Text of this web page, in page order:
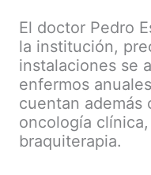
El doctor Pedro
la institución,
instalaciones se
enfermos
cuentan además
oncología
braquiterapia.